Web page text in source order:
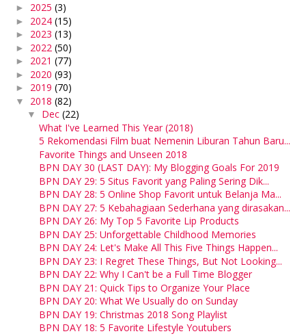
► 2025(3)
► 2024(15)
► 2023(13)
► 2022(50)
► 2021(77)
► 2020(93)
► 2019(70)
▼ 2018(82)
▼ Dec(22)
What I've Learned This Year (2018)
5 Rekomendasi Film buat Nemenin Liburan Tahun Baru...
Favorite Things and Unseen 2018
BPN DAY 30 (LAST DAY): My Blogging Goals For 2019
BPN DAY 29: 5 Situs Favorit yang Paling Sering Dik...
BPN DAY 28: 5 Online Shop Favorit untuk Belanja Ma...
BPN DAY 27: 5 Kebahagiaan Sederhana yang dirasakan...
BPN DAY 26: My Top 5 Favorite Lip Products
BPN DAY 25: Unforgettable Childhood Memories
BPN DAY 24: Let's Make All This Five Things Happen...
BPN DAY 23: I Regret These Things, But Not Looking...
BPN DAY 22: Why I Can't be a Full Time Blogger
BPN DAY 21: Quick Tips to Organize Your Place
BPN DAY 20: What We Usually do on Sunday
BPN DAY 19: Christmas 2018 Song Playlist
BPN DAY 18: 5 Favorite Lifestyle Youtubers